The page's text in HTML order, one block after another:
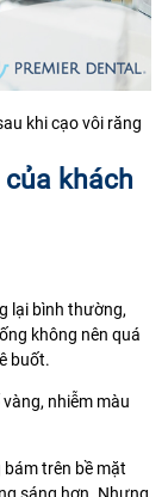
khi cạo vôi răng
khách
lại bình thường,
không nên quá
buốt.
nhiễm màu
trên bề mặt